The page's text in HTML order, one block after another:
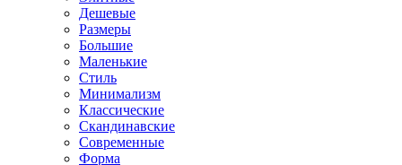
Дешевые
Размеры
Большие
Маленькие
Стиль
Минимализм
Классические
Скандинавские
Современные
Форма